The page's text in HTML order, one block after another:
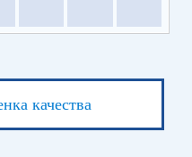
качества